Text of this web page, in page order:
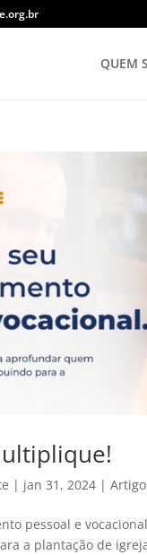
QUEM
| jan 31, 2024 |
pessoal e
a plantação de